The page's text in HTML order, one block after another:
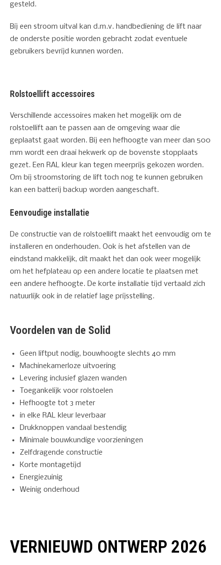
gesteld.
Bij een stroom uitval kan d.m.v. handbediening de lift naar
de onderste positie worden gebracht zodat eventuele
gebruikers bevrijd kunnen worden.
Rolstoellift accessoires
Verschillende accessoires maken het mogelijk om de
rolstoellift aan te passen aan de omgeving waar die
geplaatst gaat worden. Bij een hefhoogte van meer dan 500
mm wordt een draai hekwerk op de bovenste stopplaats
gezet. Een RAL kleur kan tegen meerprijs gekozen worden.
Om bij stroomstoring de lift toch nog te kunnen gebruiken
kan een batterij backup worden aangeschaft.
Eenvoudige installatie
De constructie van de rolstoellift maakt het eenvoudig om te
installeren en onderhouden. Ook is het afstellen van de
eindstand makkelijk, dit maakt het dan ook weer mogelijk
om het hefplateau op een andere locatie te plaatsen met
een andere hefhoogte. De korte installatie tijd vertaald zich
natuurlijk ook in de relatief lage prijsstelling.
Voordelen van de Solid
Geen liftput nodig, bouwhoogte slechts 40 mm
Machinekamerloze uitvoering
Levering inclusief glazen wanden
Toegankelijk voor rolstoelen
Hefhoogte tot 3 meter
in elke RAL kleur leverbaar
Drukknoppen vandaal bestendig
Minimale bouwkundige voorzieningen
Zelfdragende constructie
Korte montagetijd
Energiezuinig
Weinig onderhoud
VERNIEUWD ONTWERP 2026